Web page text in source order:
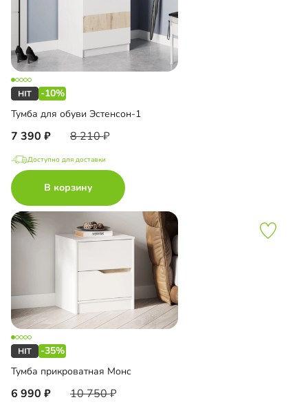
-10%
Тумба для обуви Эстенсон-1
7 390 8 210
Доступно для доставки
В корзину
-35%
Тумба прикроватная Монс
6 990 10 750